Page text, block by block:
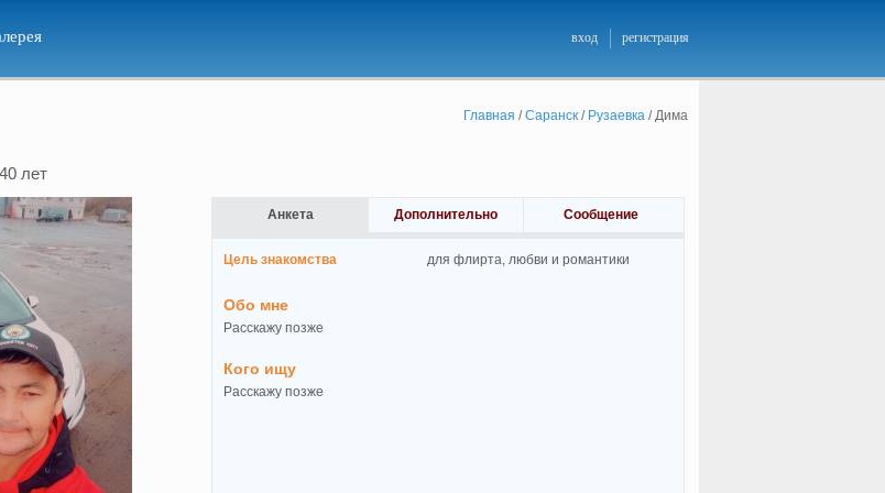
вход регистрация
Главная /Саранск/ Рузаевка/Дима
лет
Анкета Дополнительно Сообщение
Цель знакомства для флирта, любви и романтики
Обо мне
Расскажу позже
Кого ищу
Расскажу позже